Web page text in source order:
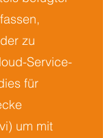
zu
Service-
für
um mit